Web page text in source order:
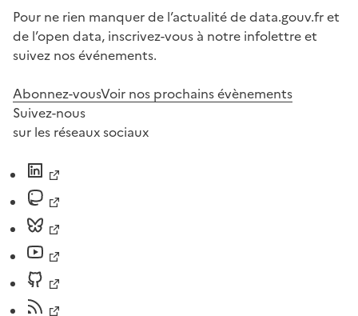
Pour ne rien manquer de l’actualité de data.gouv.fr et
de l’open data, inscrivez-vous à notre infolettre et
suivez nos événements.
Abonnez-vousVoir nos prochains évènements
Suivez-nous
sur les réseaux sociaux